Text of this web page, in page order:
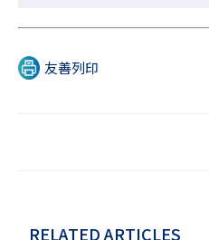
友善列印
RELATED ARTICLES